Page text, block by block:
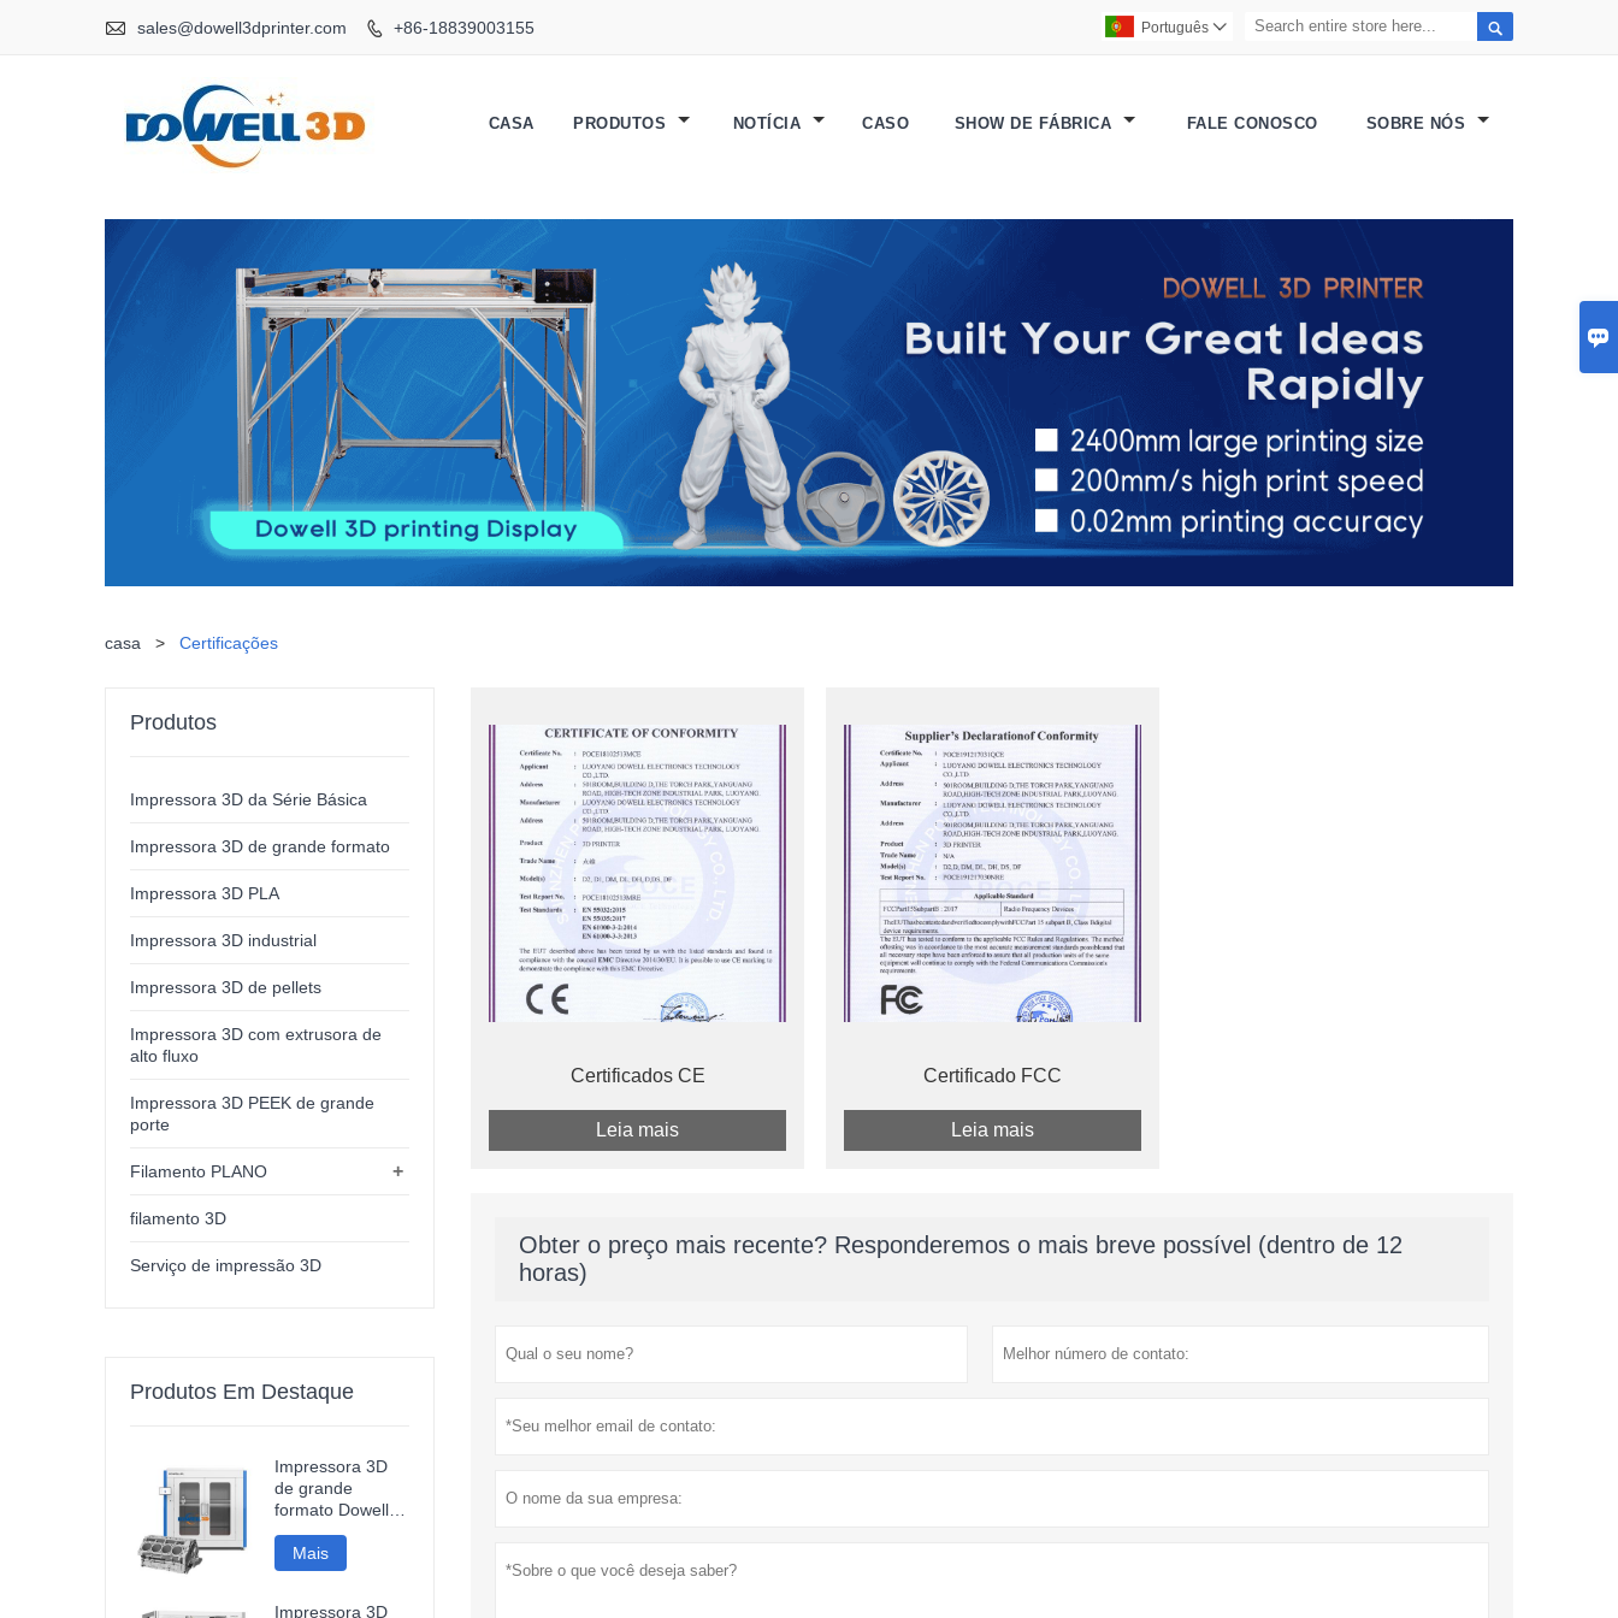

 sales@dowell3dprinter.com  +86-18839003155 
Português 
CASA PRODUTOS NOTÍCIA CASO SHOW DE FÁBRICA FALE CONOSCO SOBRE NÓS
casa > Certificações
Certificados CE
Leia mais
Certificado FCC
Leia mais
Obter o preço mais recente? Responderemos o mais breve possível (dentro de 12
horas)
Produtos
Impressora 3D da Série Básica
Impressora 3D de grande formato
Impressora 3D PLA
Impressora 3D industrial
Impressora 3D de pellets
Impressora 3D com extrusora de
alto fluxo
Impressora 3D PEEK de grande
porte
+
Filamento PLANO
filamento 3D
Serviço de impressão 3D
Produtos Em Destaque
Impressora 3D
de grande
formato Dowell
DF12, alta
precisão, para
modelos
Mais
Impressora 3D